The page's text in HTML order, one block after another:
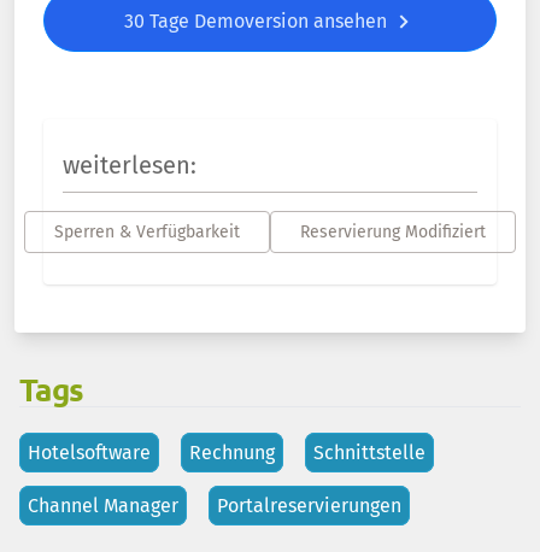
30 Tage Demoversion ansehen
weiterlesen:
Sperren & Verfügbarkeit Reservierung Modifiziert
Tags
Hotelsoftware Rechnung Schnittstelle
Channel Manager Portalreservierungen